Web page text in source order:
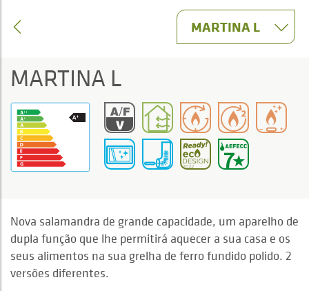
MARTINA L
MARTINA L
Nova salamandra de grande capacidade, um aparelho de
dupla função que lhe permitirá aquecer a sua casa e os
seus alimentos na sua grelha de ferro fundido polido. 2
versões diferentes.